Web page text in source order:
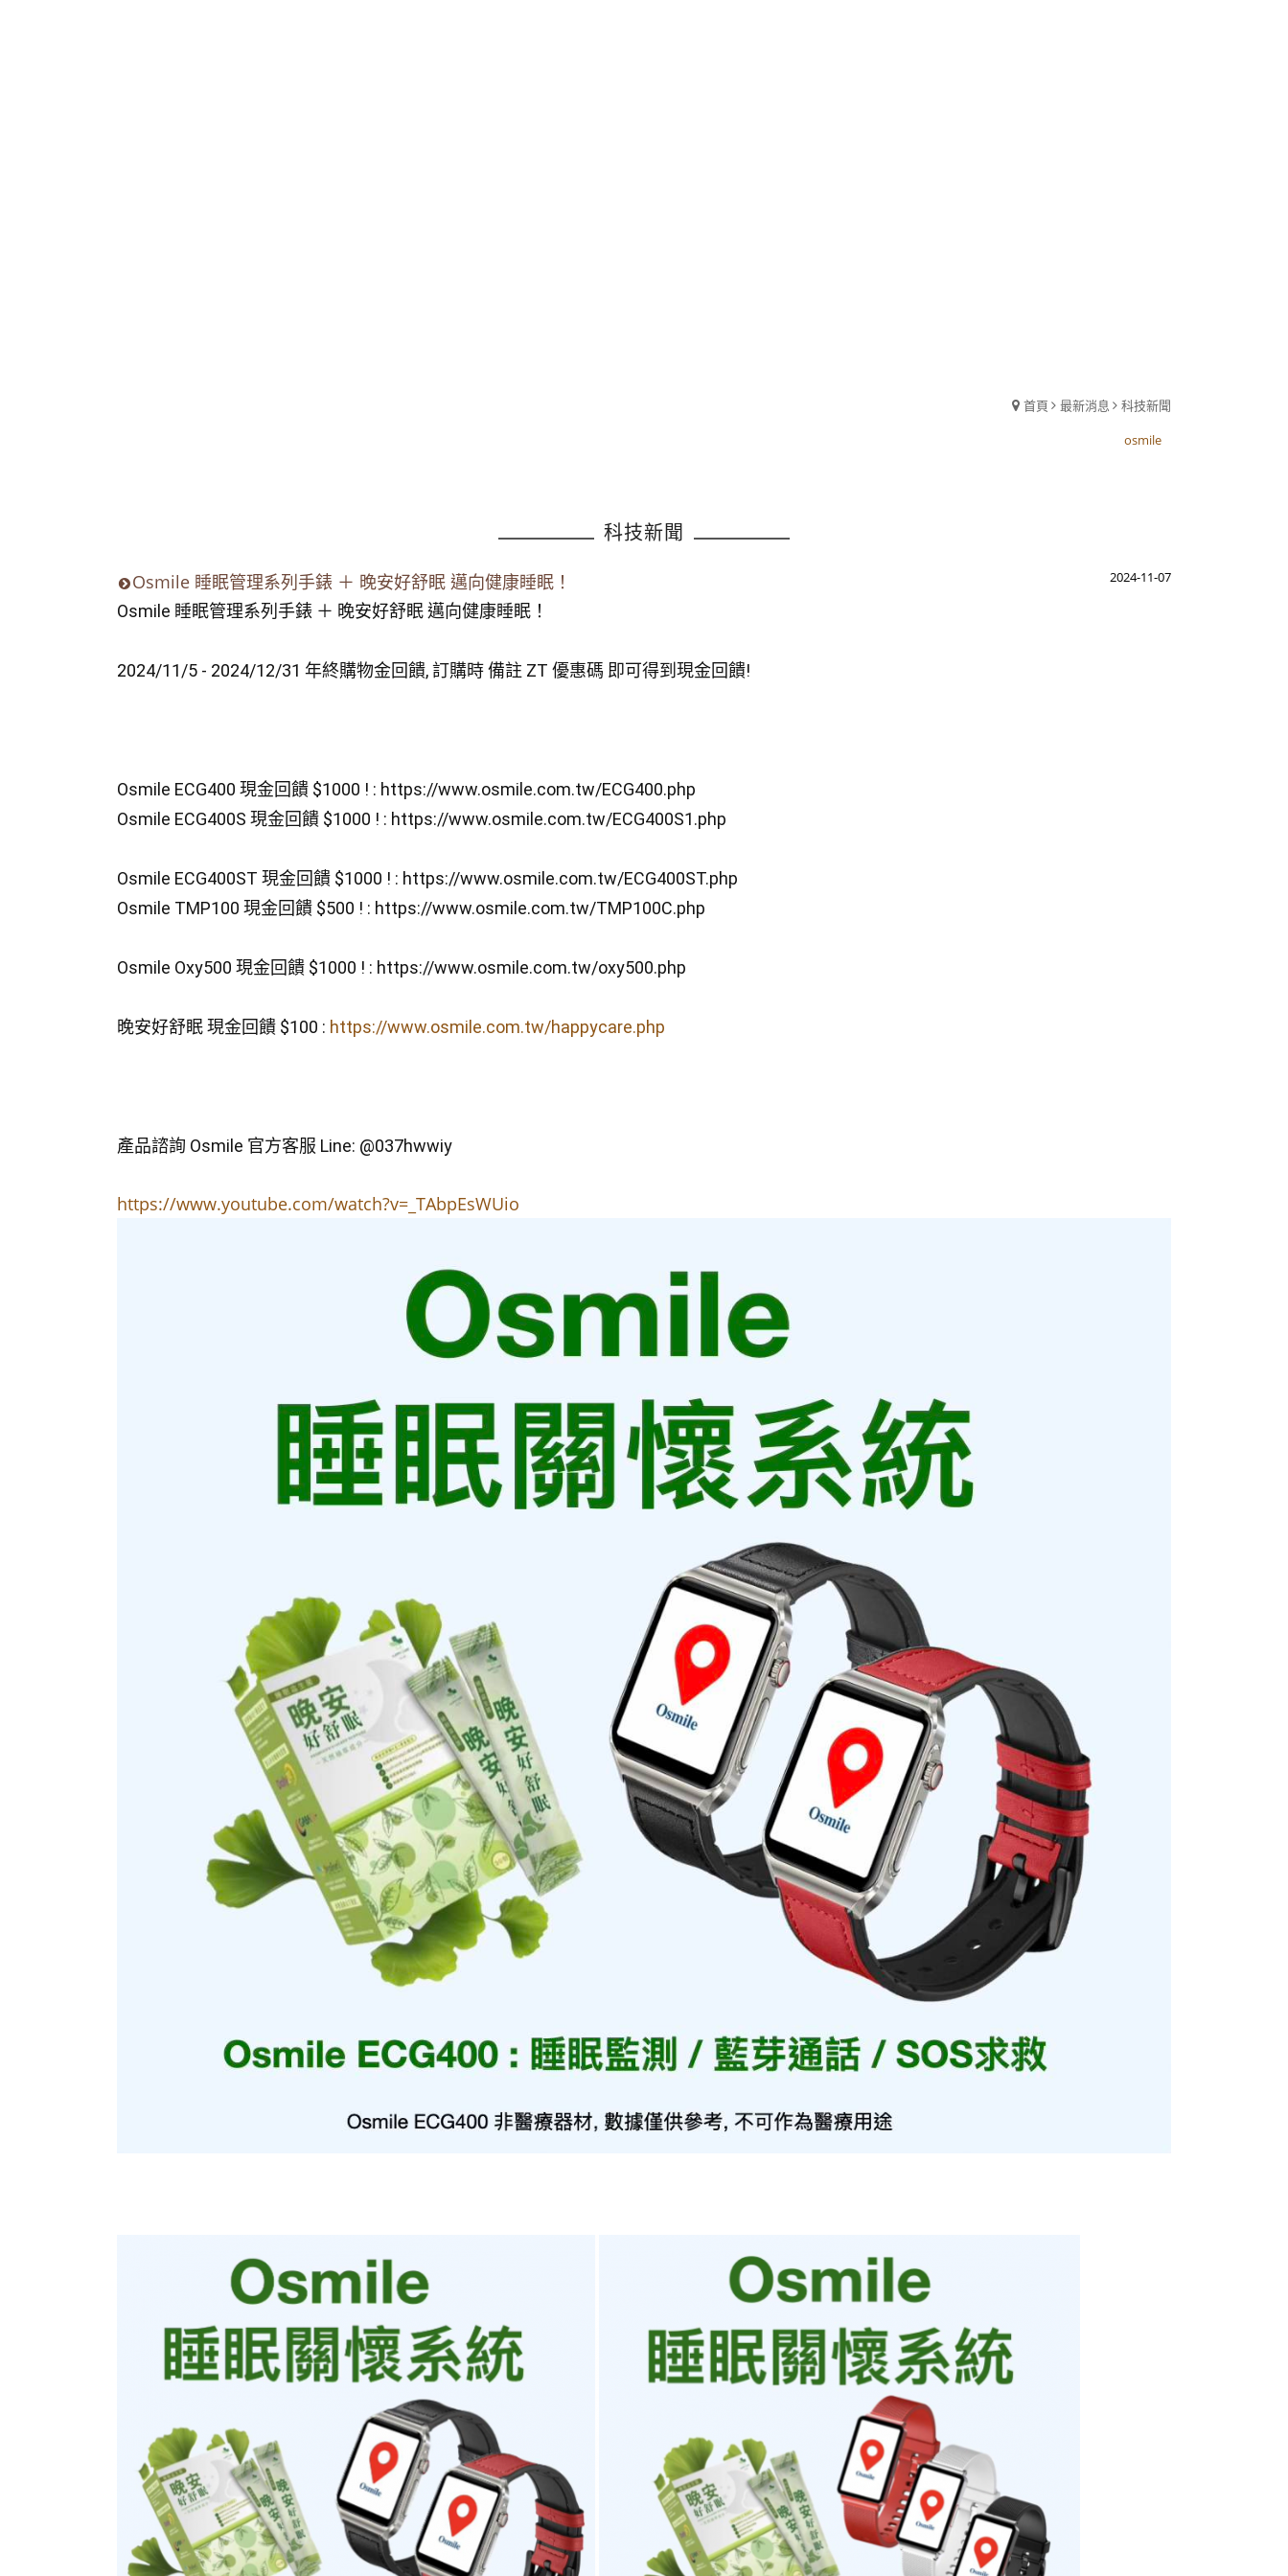
首頁 最新消息
科技新聞
osmile
科技新聞
2024-11-07
Osmile 睡眠管理系列手錶 ＋ 晚安好舒眠 邁向健康睡眠！
Osmile 睡眠管理系列手錶 ＋ 晚安好舒眠 邁向健康睡眠！
2024/11/5 - 2024/12/31 年終購物金回饋, 訂購時 備註 ZT 優惠碼 即可得到現金回饋!
Osmile ECG400 現金回饋 $1000 ! : https://www.osmile.com.tw/ECG400.php
Osmile ECG400S 現金回饋 $1000 ! : https://www.osmile.com.tw/ECG400S1.php
Osmile ECG400ST 現金回饋 $1000 ! : https://www.osmile.com.tw/ECG400ST.php
Osmile TMP100 現金回饋 $500 ! : https://www.osmile.com.tw/TMP100C.php
Osmile Oxy500 現金回饋 $1000 ! : https://www.osmile.com.tw/oxy500.php
晚安好舒眠 現金回饋 $100 : https://www.osmile.com.tw/happycare.php
產品諮詢 Osmile 官方客服 Line: @037hwwiy
https://www.youtube.com/watch?v=_TAbpEsWUio